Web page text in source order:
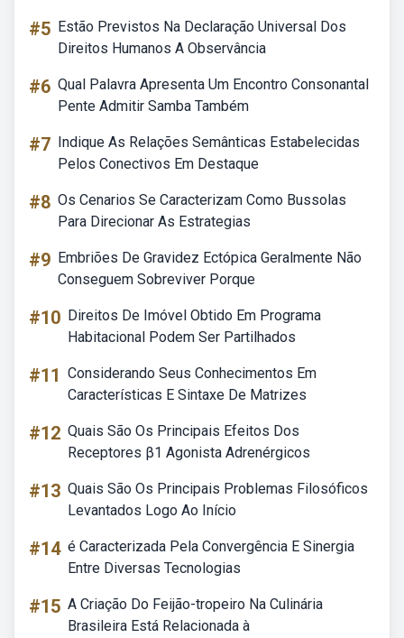
#5 Estão Previstos Na Declaração Universal Dos
Direitos Humanos A Observância
#6 Qual Palavra Apresenta Um Encontro Consonantal
Pente Admitir Samba Também
#7 Indique As Relações Semânticas Estabelecidas
Pelos Conectivos Em Destaque
#8 Os Cenarios Se Caracterizam Como Bussolas
Para Direcionar As Estrategias
#9 Embriões De Gravidez Ectópica Geralmente Não
Conseguem Sobreviver Porque
#10 Direitos De Imóvel Obtido Em Programa
Habitacional Podem Ser Partilhados
#11 Considerando Seus Conhecimentos Em
Características E Sintaxe De Matrizes
#12 Quais São Os Principais Efeitos Dos
Receptores β1 Agonista Adrenérgicos
#13 Quais São Os Principais Problemas Filosóficos
Levantados Logo Ao Início
#14 é Caracterizada Pela Convergência E Sinergia
Entre Diversas Tecnologias
#15 A Criação Do Feijão-tropeiro Na Culinária
Brasileira Está Relacionada à